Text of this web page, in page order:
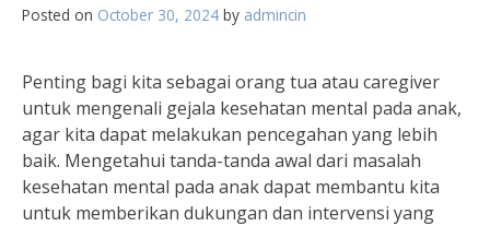
Posted on October 30, 2024 by admincin
Penting bagi kita sebagai orang tua atau caregiver
untuk mengenali gejala kesehatan mental pada anak,
agar kita dapat melakukan pencegahan yang lebih
baik. Mengetahui tanda-tanda awal dari masalah
kesehatan mental pada anak dapat membantu kita
untuk memberikan dukungan dan intervensi yang